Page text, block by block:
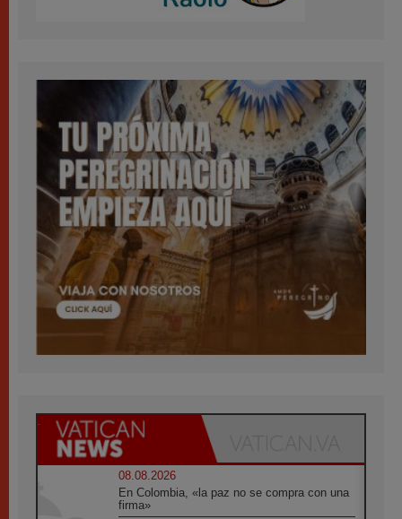
08.08.2026
En Colombia, «la paz no se compra con una
firma»